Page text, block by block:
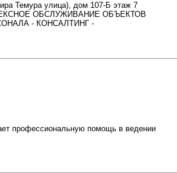
Темура улица), дом 107-Б этаж 7
ОБСЛУЖИВАНИЕ ОБЪЕКТОВ
- КОНСАЛТИНГ -
профессиональную помощь в ведении